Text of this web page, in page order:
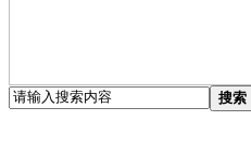
搜索